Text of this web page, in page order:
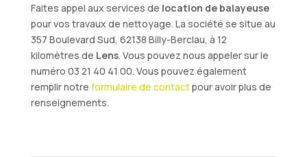
Faites appel aux services de location de balayeuse
pour vos travaux de nettoyage. La société se situe au
357 Boulevard Sud, 62138 Billy-Berclau, à 12
kilomètres de Lens. Vous pouvez nous appeler sur le
numéro 03 21 40 41 00. Vous pouvez également
remplir notre formulaire de contactpour avoir plus de
renseignements.